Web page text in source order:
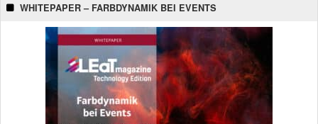
WHITEPAPER – FARBDYNAMIK BEI EVENTS